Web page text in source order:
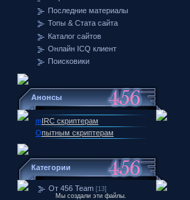
Последние материалы
Топы & Стата сайта
Каталог сайтов
Онлайн ICQ клиент
Поисковики
Анонсы
mIRC скриптерам
Опытным скриптерам
Категории
От 456 Team [13]
Мы создали эти файлы.